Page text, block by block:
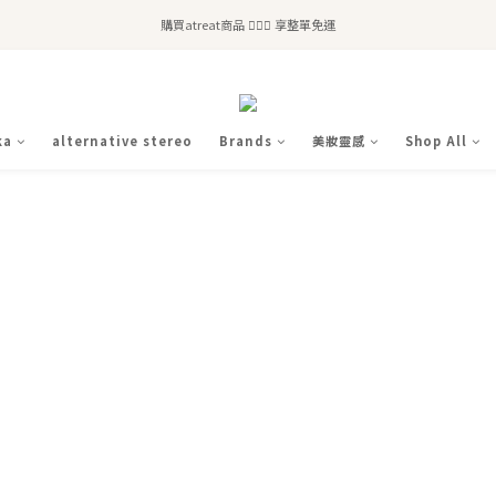
全站滿$2,500免運｜6/30前 含新品滿$1,300超取免運
購買atreat商品 💆🏻‍♀️ 享整單免運
alternative stereo Brands 美妝靈感 Shop All